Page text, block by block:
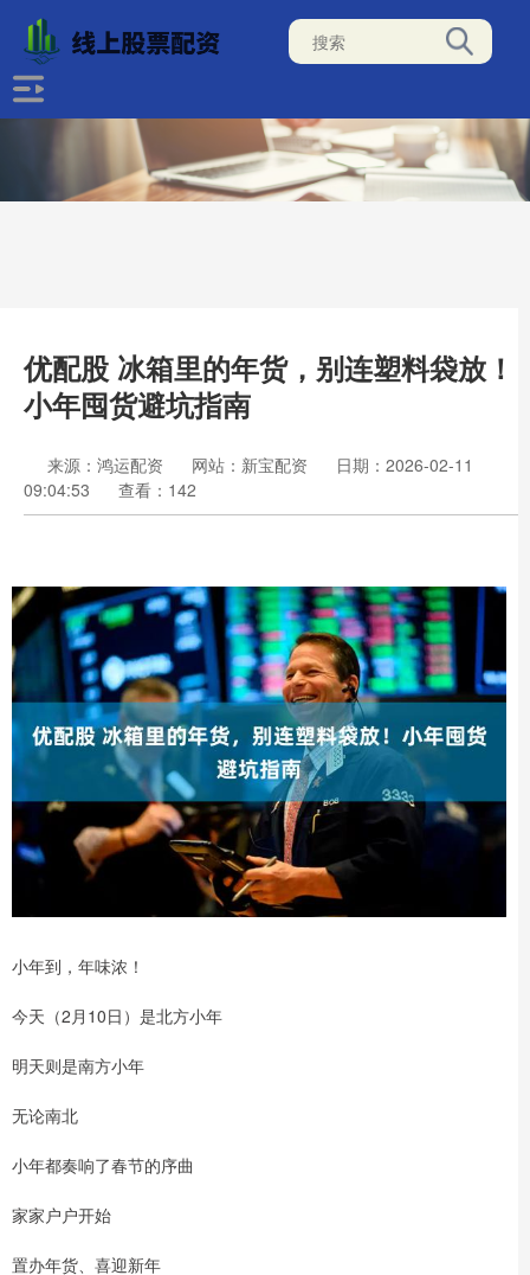
优配股 冰箱里的年货，别连塑料袋放！
小年囤货避坑指南
来源：鸿运配资 网站：新宝配资
日期：2026-02-11
09:04:53
查看：142
小年到，年味浓！
今天（2月10日）是北方小年
明天则是南方小年
无论南北
小年都奏响了春节的序曲
家家户户开始
置办年货、喜迎新年